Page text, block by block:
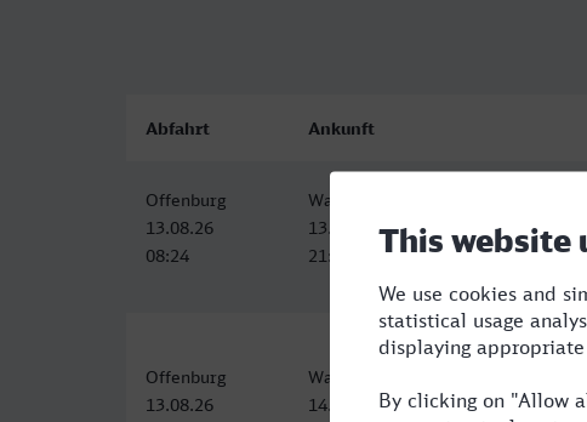
Abfahrt Ankunft
Offenburg
13.08.26
08:24
Warszawa Centralna
13.08.26
21:04
Offenburg
13.08.26
Warszawa Centralna
14.08.26